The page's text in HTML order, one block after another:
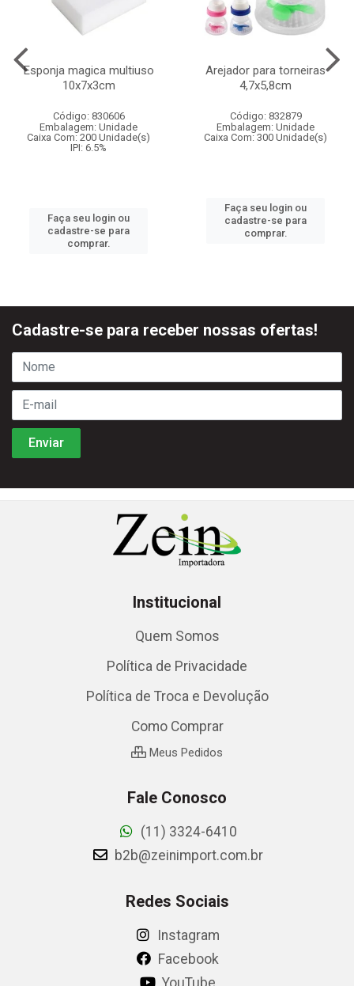
Esponja magica multiuso
10x7x3cm
Código: 830606
Embalagem: Unidade
Caixa Com: 200 Unidade(s)
IPI: 6.5%
Faça seu login ou
cadastre-se para
comprar.
Arejador para torneiras
4,7x5,8cm
Código: 832879
Embalagem: Unidade
Caixa Com: 300 Unidade(s)
Faça seu login ou
cadastre-se para
comprar.
Cadastre-se para receber nossas ofertas!
Institucional
Quem Somos
Política de Privacidade
Política de Troca e Devolução
Como Comprar
Meus Pedidos
Fale Conosco
(11) 3324-6410
b2b@zeinimport.com.br
Redes Sociais
Instagram
Facebook
YouTube